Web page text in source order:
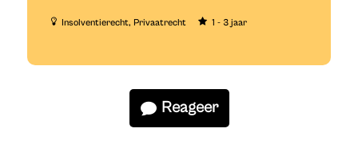
Insolventierecht Privaatrecht 1 - 3 jaar
Reageer